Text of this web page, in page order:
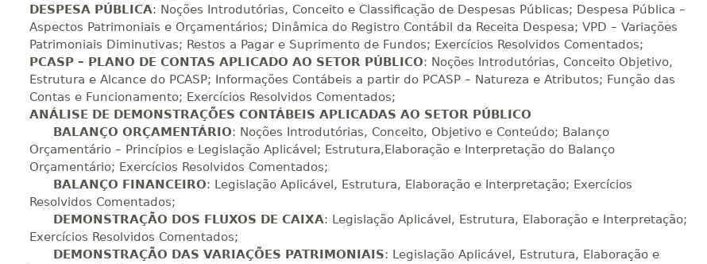
280 H 35dias 120dias Visualizar Visualizar
ELETRÔNICO
R$ 1.387,93
Matricular
300 H 38dias 120dias Visualizar Visualizar
ELETRÔNICO
320 H 40 dias 120dias
Matricular
340 H 43dias 120dias
R$ 1.685,33
DESPESA PÚBLICA: Noções Introdutórias, Conceito e Classificação de Despesas Públicas; Despesa Pública –
Aspectos Patrimoniais e Orçamentários; Dinâmica do Registro Contábil da Receita Despesa; VPD – Variações
Patrimoniais Diminutivas; Restos a Pagar e Suprimento de Fundos; Exercícios Resolvidos Comentados;
PCASP – PLANO DE CONTAS APLICADO AO SETOR PÚBLICO: Noções Introdutórias, Conceito Objetivo,
Estrutura e Alcance do PCASP; Informações Contábeis a partir do PCASP – Natureza e Atributos; Função das
Contas e Funcionamento; Exercícios Resolvidos Comentados;
ANÁLISE DE DEMONSTRAÇÕES CONTÁBEIS APLICADAS AO SETOR PÚBLICO
BALANÇO ORÇAMENTÁRIO: Noções Introdutórias, Conceito, Objetivo e Conteúdo; Balanço
Orçamentário – Princípios e Legislação Aplicável; Estrutura,Elaboração e Interpretação do Balanço
Orçamentário; Exercícios Resolvidos Comentados;
BALANÇO FINANCEIRO: Legislação Aplicável, Estrutura, Elaboração e Interpretação; Exercícios
Resolvidos Comentados;
DEMONSTRAÇÃO DOS FLUXOS DE CAIXA: Legislação Aplicável, Estrutura, Elaboração e Interpretação;
Exercícios Resolvidos Comentados;
DEMONSTRAÇÃO DAS VARIAÇÕES PATRIMONIAIS: Legislação Aplicável, Estrutura, Elaboração e